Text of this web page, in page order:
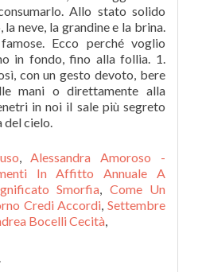
,Alessandra Amoroso -
In Affitto Annuale A
Smorfia, Come Un
Credi Accordi,Settembre
Bocelli Cecità,
.